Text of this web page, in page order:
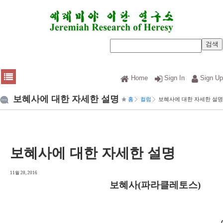
Home Sign In Sign Up
보혜사에 대한 자세한 설명 홈 컬럼 보혜사에 대한 자세한 설명
보혜사에 대한 자세한 설명
11월 28, 2016
보혜사(파라클레토스)